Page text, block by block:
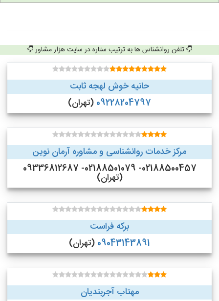
تلفن روانشناس ها به ترتیب ستاره در سایت هزار مشاور
حانیه خوش لهجه ثابت
09228204797 (تهران)
مرکز خدمات روانشناسی و مشاوره آرمان نوین
02188500457- 02188501079- 09336812687
(تهران)
برکه فراست
09043143891 (تهران)
مهتاب آجربندیان